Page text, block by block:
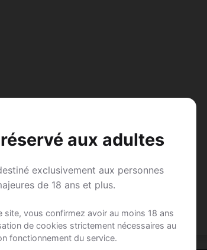
aux adultes
exclusivement aux personnes
de 18 ans et plus.
site, vous confirmez avoir au moins 18 ans
de cookies strictement nécessaires au
fonctionnement du service.